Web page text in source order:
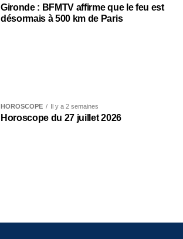
Gironde : BFMTV affirme que le feu est
désormais à 500 km de Paris
HOROSCOPE Il y a 2 semaines
Horoscope du 27 juillet 2026